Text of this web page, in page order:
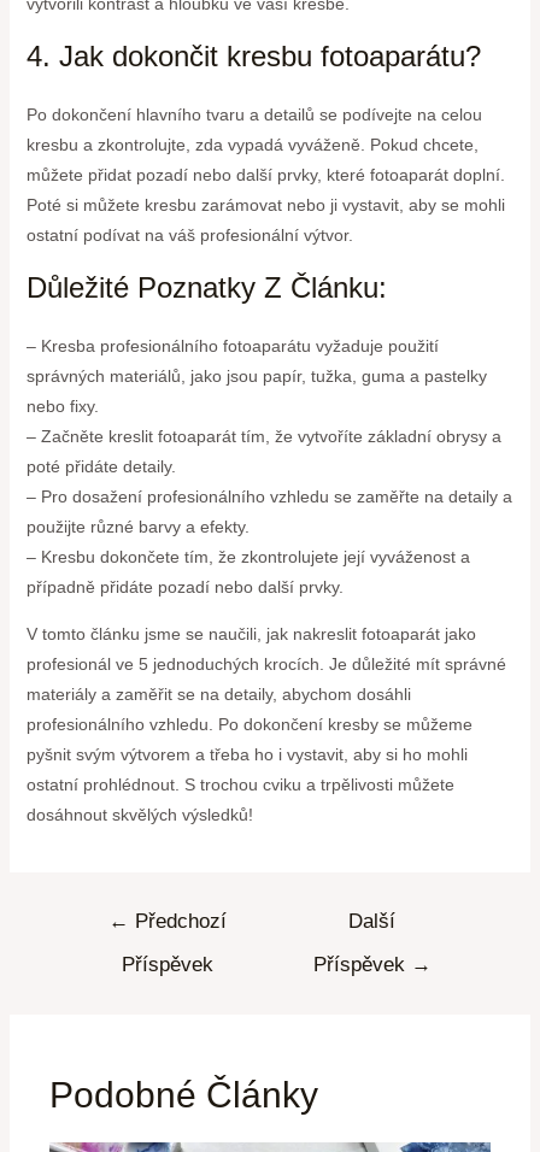
4. Jak dokončit kresbu fotoaparátu?
Po dokončení hlavního tvaru a detailů se podívejte na celou
kresbu a zkontrolujte, zda vypadá vyváženě. Pokud chcete,
můžete přidat pozadí nebo další prvky, které fotoaparát doplní.
Poté si můžete kresbu zarámovat nebo ji vystavit, aby se mohli
ostatní podívat na váš profesionální výtvor.
Důležité Poznatky Z Článku:
– Kresba profesionálního fotoaparátu vyžaduje použití
správných materiálů, jako jsou papír, tužka, guma a pastelky
nebo fixy.
– Začněte kreslit fotoaparát tím, že vytvoříte základní obrysy a
poté přidáte detaily.
– Pro dosažení profesionálního vzhledu se zaměřte na detaily a
použijte různé barvy a efekty.
– Kresbu dokončete tím, že zkontrolujete její vyváženost a
případně přidáte pozadí nebo další prvky.
V tomto článku jsme se naučili, jak nakreslit fotoaparát jako
profesionál ve 5 jednoduchých krocích. Je důležité mít správné
materiály a zaměřit se na detaily, abychom dosáhli
profesionálního vzhledu. Po dokončení kresby se můžeme
pyšnit svým výtvorem a třeba ho i vystavit, aby si ho mohli
ostatní prohlédnout. S trochou cviku a trpělivosti můžete
dosáhnout skvělých výsledků!
← Předchozí
Příspěvek
Další
Příspěvek →
Podobné Články